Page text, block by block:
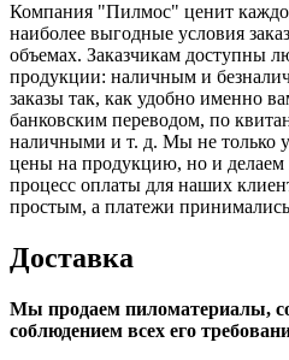
Компания "Пилмос" ценит
наиболее выгодные условия
объемах. Заказчикам доступны
продукции: наличным и
заказы так, как удобно именно
банковским переводом, по
наличными и т. д. Мы не только
цены на продукцию, но и делаем
процесс оплаты для наших
простым, а платежи
Доставка
Мы продаем пиломатериалы,
соблюдением всех его